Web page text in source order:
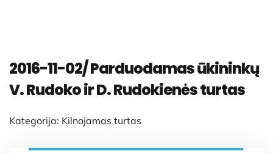
2016-11-02/ Parduodamas ūkininkų
V. Rudoko ir D. Rudokienės turtas
Kategorija: Kilnojamas turtas